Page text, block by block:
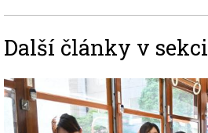
Další články v sekci
Image